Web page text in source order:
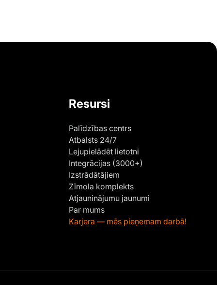
Resursi
Palīdzības centrs
Atbalsts 24/7
Lejupielādēt lietotni
Integrācijas (3000+)
Izstrādātājiem
Zīmola komplekts
Atjauninājumu jaunumi
Par mums
Karjera — mēs pieņemam darbā!